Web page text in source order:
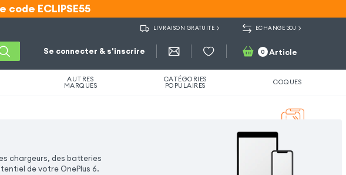
code ECLIPSE55
ECLIPSE55
LIVRAISON GRATUITE ECHANGE 30J
Se connecter & s'inscrire 0 Article
AUTRES
MARQUES
CATÉGORIES
POPULAIRES COQUES
chargeurs, des batteries
de votre OnePlus 6.